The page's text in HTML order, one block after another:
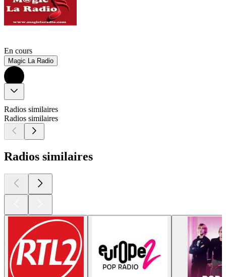
En cours
Magic La Radio
Radios similaires
Radios similaires
Radios similaires